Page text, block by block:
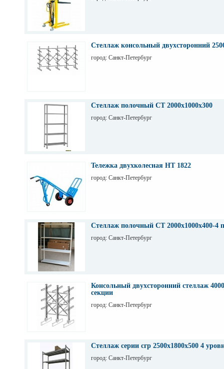
Стеллаж консольный двухсторонний
город: Санкт-Петербург
Стеллаж полочный СТ 2000х1000х300
город: Санкт-Петербург
Тележка двухколесная НТ 1822
город: Санкт-Петербург
Стеллаж полочный СТ 2000х1000х400-4
город: Санкт-Петербург
Консольный двухсторонний стеллаж
секции
город: Санкт-Петербург
Стеллаж серии сгр 2500х1800х500 4
город: Санкт-Петербург